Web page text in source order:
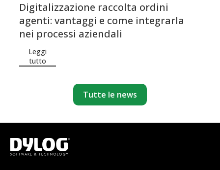
Digitalizzazione raccolta ordini
agenti: vantaggi e come integrarla
nei processi aziendali
Leggi
tutto
Tutte le news